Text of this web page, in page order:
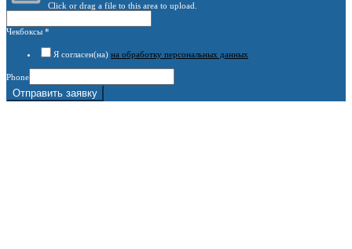
Click or drag a file to this area to upload.
Чекбоксы *
Я согласен(на) на обработку персональных данных
Phone
Отправить заявку